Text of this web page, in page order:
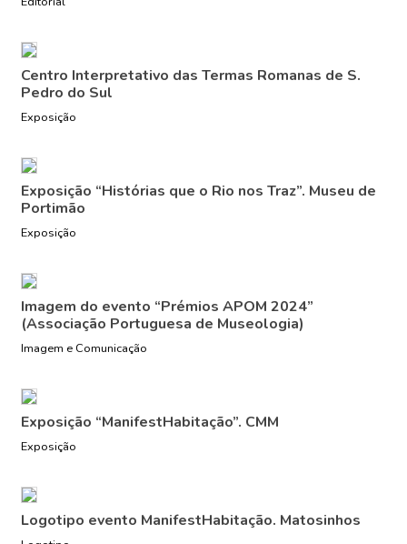
Centro Interpretativo das Termas Romanas de S.
Pedro do Sul
Exposição
Exposição “Histórias que o Rio nos Traz”. Museu de
Portimão
Exposição
Imagem do evento “Prémios APOM 2024”
(Associação Portuguesa de Museologia)
Imagem e Comunicação
Exposição “ManifestHabitação”. CMM
Exposição
Logotipo evento ManifestHabitação. Matosinhos